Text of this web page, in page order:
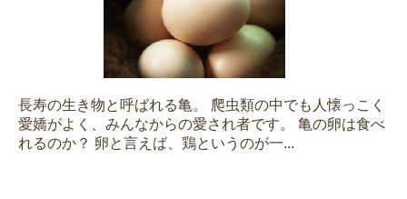
長寿の生き物と呼ばれる亀。 爬虫類の中でも人懐っこく
愛嬌がよく、みんなからの愛され者です。 亀の卵は食べ
れるのか？ 卵と言えば、鶏というのが一...